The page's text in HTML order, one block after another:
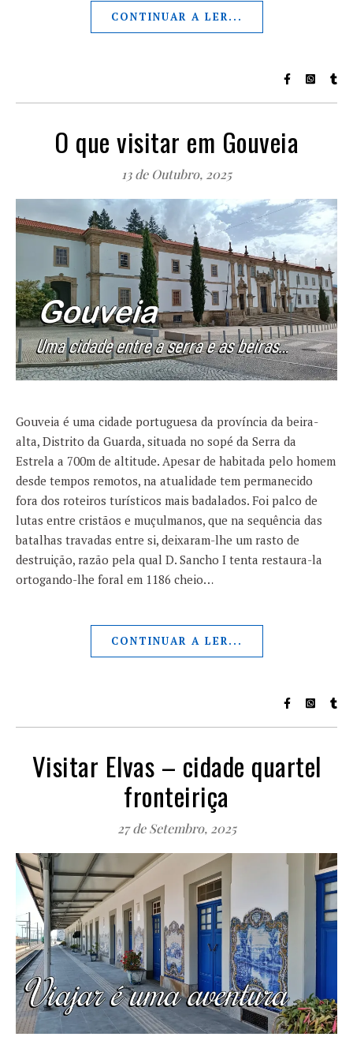
CONTINUAR A LER...
O que visitar em Gouveia
13 de Outubro, 2025
Gouveia é uma cidade portuguesa da província da beira-
alta, Distrito da Guarda, situada no sopé da Serra da
Estrela a 700m de altitude. Apesar de habitada pelo homem
desde tempos remotos, na atualidade tem permanecido
fora dos roteiros turísticos mais badalados. Foi palco de
lutas entre cristãos e muçulmanos, que na sequência das
batalhas travadas entre si, deixaram-lhe um rasto de
destruição, razão pela qual D. Sancho I tenta restaura-la
ortogando-lhe foral em 1186 cheio…
CONTINUAR A LER...
Visitar Elvas – cidade quartel
fronteiriça
27 de Setembro, 2025